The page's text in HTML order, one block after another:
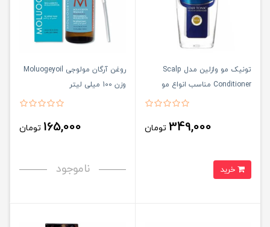
تونیک مو وازلین مدل Scalp
Conditioner مناسب انواع مو
349,000 تومان
روغن آرگان مولوجی Moluogeyoil
وزن 100 میلی لیتر
165,000 تومان
ناموجود